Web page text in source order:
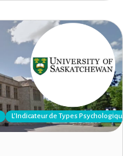
L’Indicateur de Types